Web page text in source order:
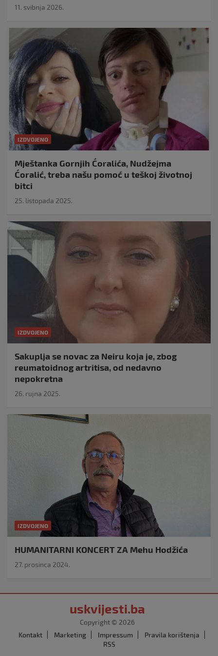
11. svibnja 2026.
IZDVOJENO
Mještanka Gornjih Ćoralića, Nudžejma
Ćoralić, treba našu pomoć u teškoj životnoj
bitci
25. listopada 2025.
IZDVOJENO
Sakuplja se novac za Neiru koja je, zbog
reumatoidnog artritisa, od nedavno
nepokretna
26. rujna 2025.
IZDVOJENO
HUMANITARNI KONCERT ZA Mehu Hodžića
27. prosinca 2024.
uskvijesti.ba
Copyright © 2026
Kontakt
Marketing Impressum
Pravila korištenja
RSS